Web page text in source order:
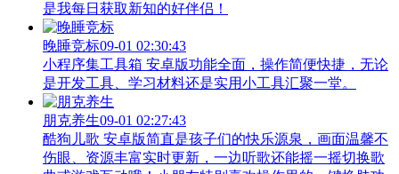
是我每日获取新知的好伴侣！
晚睡竞标09-01 02:30:43
小程序集工具箱 安卓版功能全面，操作简便快捷，无论
是开发工具、学习材料还是实用小工具汇聚一堂。
朋克养生09-01 02:27:43
酷狗儿歌 安卓版简直是孩子们的快乐源泉，画面温馨不
伤眼、资源丰富实时更新，一边听歌还能摇一摇切换歌